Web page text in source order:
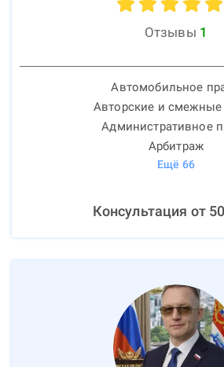
Отзывы 1
Автомобильное
Авторские и смежные
Административное
Арбитраж
Ещё 66
Консультация от